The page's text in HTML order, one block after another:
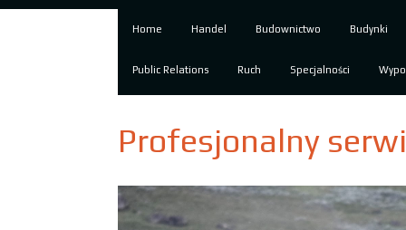
Home Handel Budownictwo Budynki
Public Relations Ruch Specjalności
Profesjonalny